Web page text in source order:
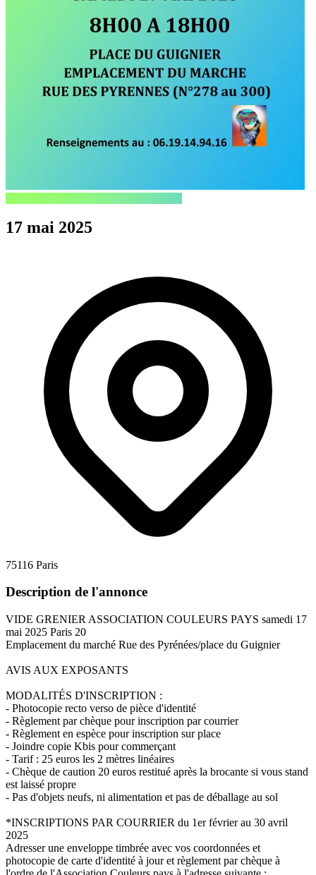
17 mai 2025
75116 Paris
Description de l'annonce
VIDE GRENIER ASSOCIATION COULEURS PAYS samedi 17
mai 2025 Paris 20
Emplacement du marché Rue des Pyrénées/place du Guignier
AVIS AUX EXPOSANTS
MODALITÉS D'INSCRIPTION :
- Photocopie recto verso de pièce d'identité
- Règlement par chèque pour inscription par courrier
- Règlement en espèce pour inscription sur place
- Joindre copie Kbis pour commerçant
- Tarif : 25 euros les 2 mètres linéaires
- Chèque de caution 20 euros restitué après la brocante si vous stand
est laissé propre
- Pas d'objets neufs, ni alimentation et pas de déballage au sol
*INSCRIPTIONS PAR COURRIER du 1er février au 30 avril
2025
Adresser une enveloppe timbrée avec vos coordonnées et
photocopie de carte d'identité à jour et règlement par chèque à